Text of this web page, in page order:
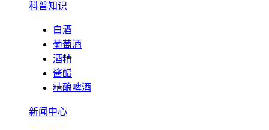
科普知识
白酒
葡萄酒
酒精
酱醋
精酿啤酒
新闻中心